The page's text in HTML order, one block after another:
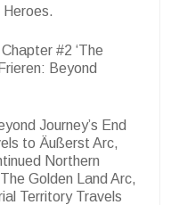
#2 ‘The
Beyond
Journey’s End
to Äußerst Arc,
Northern
Golden Land Arc,
Territory Travels